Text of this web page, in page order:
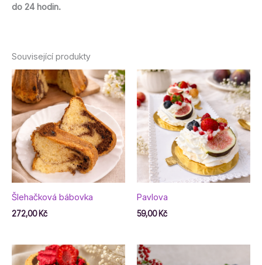
do 24 hodin.
Související produkty
Šlehačková bábovka
272,00 Kč
Pavlova
59,00 Kč